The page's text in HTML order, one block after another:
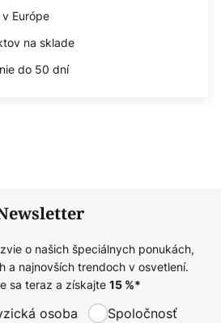
Európe
na sklade
do 50 dní
o našich špeciálnych ponukách,
a najnovších trendoch v osvetlení.
sa teraz a získajte 15%*
osoba Spoločnosť